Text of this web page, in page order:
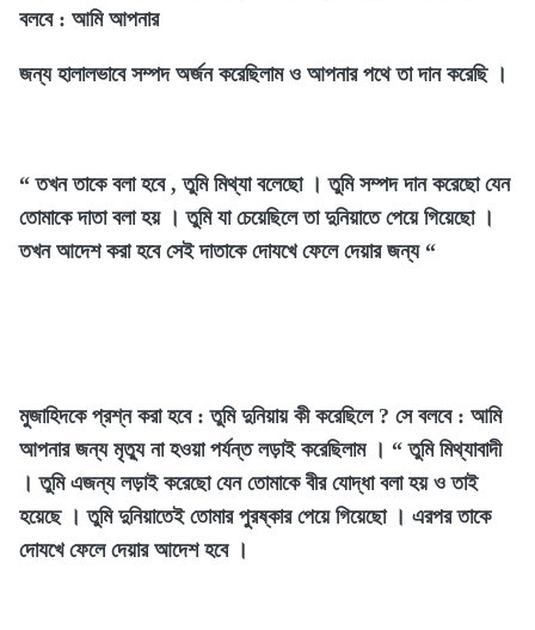
বলবে : আমি আপনার
জন্য হালালভাবে সম্পদ অর্জন করেছিলাম ও আপনার পথে তা দান করেছি ।
“ তখন তাকে বলা হবে , তুমি মিথ্যা বলেছো । তুমি সম্পদ দান করেছো যেন
তোমাকে দাতা বলা হয় । তুমি যা চেয়েছিলে তা দুনিয়াতে পেয়ে গিয়েছো ।
তখন আদেশ করা হবে সেই দাতাকে দোযখে ফেলে দেয়ার জন্য “
মুজাহিদকে প্রশ্ন করা হবে : তুমি দুনিয়ায় কী করেছিলে ? সে বলবে : আমি
আপনার জন্য মৃত্যু না হওয়া পর্যন্ত লড়াই করেছিলাম । “ তুমি মিথ্যাবাদী
। তুমি এজন্য লড়াই করেছো যেন তোমাকে বীর যোদ্ধা বলা হয় ও তাই
হয়েছে । তুমি দুনিয়াতেই তোমার পুরষ্কার পেয়ে গিয়েছো । এরপর তাকে
দোযখে ফেলে দেয়ার আদেশ হবে ।